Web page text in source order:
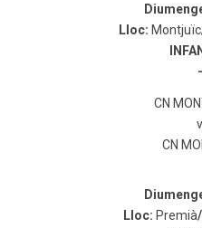
Lloc: Montjuïc
CN
CN
Lloc: Premià